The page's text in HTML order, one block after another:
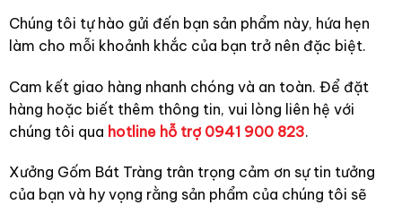
Chúng tôi tự hào gửi đến bạn sản phẩm này, hứa hẹn
làm cho mỗi khoảnh khắc của bạn trở nên đặc biệt.
Cam kết giao hàng nhanh chóng và an toàn. Để đặt
hàng hoặc biết thêm thông tin, vui lòng liên hệ với
chúng tôi qua hotline hỗ trợ 0941 900 823.
Xưởng Gốm Bát Tràng trân trọng cảm ơn sự tin tưởng
của bạn và hy vọng rằng sản phẩm của chúng tôi sẽ